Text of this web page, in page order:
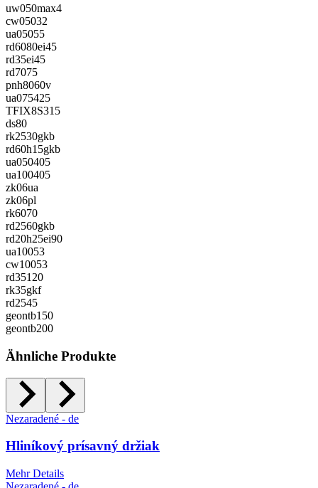
uw050max4
cw05032
ua05055
rd6080ei45
rd35ei45
rd7075
pnh8060v
ua075425
TFIX8S315
ds80
rk2530gkb
rd60h15gkb
ua050405
ua100405
zk06ua
zk06pl
rk6070
rd2560gkb
rd20h25ei90
ua10053
cw10053
rd35120
rk35gkf
rd2545
geontb150
geontb200
Ähnliche Produkte
Nezaradené - de
Hliníkový prísavný držiak
Mehr Details